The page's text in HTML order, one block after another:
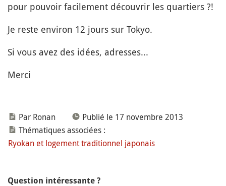
pour pouvoir facilement découvrir les quartiers ?!
Je reste environ 12 jours sur Tokyo.
Si vous avez des idées, adresses...
Merci
Par Ronan
Publié le 17 novembre 2013
Thématiques associées :
Ryokan et logement traditionnel japonais
Question intéressante ?